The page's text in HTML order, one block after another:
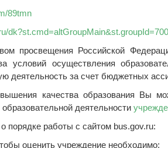
89tmn
просвещения Российской
условий осуществления
деятельность за счет бюджетных
качества образования Вы
деятельности
порядке работы с сайтом bus.gov.ru:
оценить учреждение необходимо: